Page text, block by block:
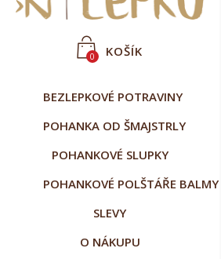
KOŠÍK
0
BEZLEPKOVÉ POTRAVINY
POHANKA OD ŠMAJSTRLY
POHANKOVÉ SLUPKY
POHANKOVÉ POLŠTÁŘE BALMY
SLEVY
O NÁKUPU